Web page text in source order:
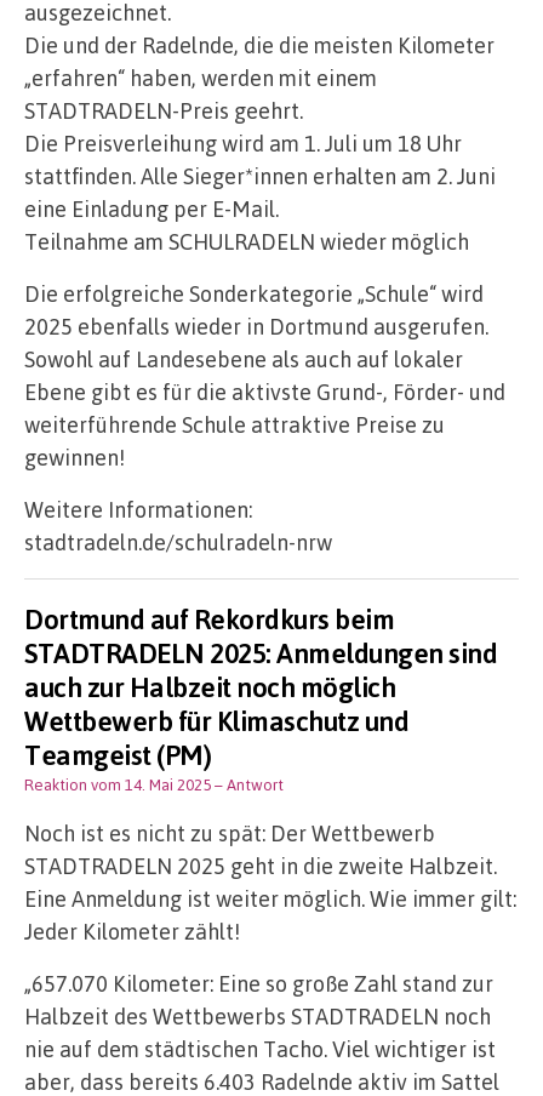
ausgezeichnet.
Die und der Radelnde, die die meisten Kilometer
„erfahren“ haben, werden mit einem
STADTRADELN-Preis geehrt.
Die Preisverleihung wird am 1. Juli um 18 Uhr
stattfinden. Alle Sieger*innen erhalten am 2. Juni
eine Einladung per E-Mail.
Teilnahme am SCHULRADELN wieder möglich
Die erfolgreiche Sonderkategorie „Schule“ wird
2025 ebenfalls wieder in Dortmund ausgerufen.
Sowohl auf Landesebene als auch auf lokaler
Ebene gibt es für die aktivste Grund-, Förder- und
weiterführende Schule attraktive Preise zu
gewinnen!
Weitere Informationen:
stadtradeln.de/schulradeln-nrw
Dortmund auf Rekordkurs beim
STADTRADELN 2025: Anmeldungen sind
auch zur Halbzeit noch möglich
Wettbewerb für Klimaschutz und
Teamgeist (PM)
Reaktion vom 14. Mai 2025– Antwort
Noch ist es nicht zu spät: Der Wettbewerb
STADTRADELN 2025 geht in die zweite Halbzeit.
Eine Anmeldung ist weiter möglich. Wie immer gilt:
Jeder Kilometer zählt!
„657.070 Kilometer: Eine so große Zahl stand zur
Halbzeit des Wettbewerbs STADTRADELN noch
nie auf dem städtischen Tacho. Viel wichtiger ist
aber, dass bereits 6.403 Radelnde aktiv im Sattel